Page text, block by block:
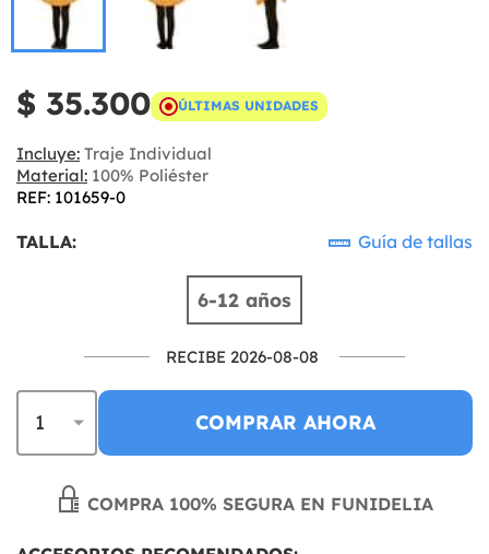
$ 35.300 ÚLTIMAS UNIDADES
Incluye: Traje Individual
Material: 100% Poliéster
REF: 101659-0
TALLA: Guía de tallas
6-12 años
RECIBE 2026-08-08
COMPRAR AHORA
COMPRA 100% SEGURA EN FUNIDELIA